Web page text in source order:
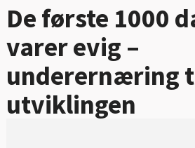
De første 1000
varer evig –
underernæring
utviklingen